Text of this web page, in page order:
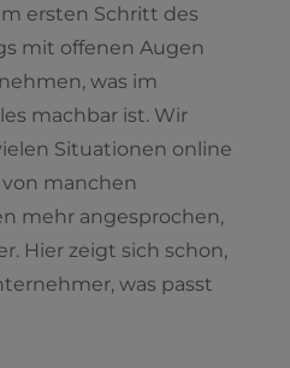
ersten Schritt des
mit offenen Augen
was im
machbar ist. Wir
Situationen online
manchen
mehr angesprochen,
Hier zeigt sich schon,
was passt